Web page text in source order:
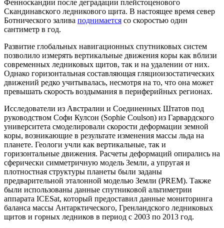
Фенноскандии после деградации плейстоценового
Скандинавского ледникового щита. В настоящее время север
Ботнического залива поднимается со скоростью один
сантиметр в год.
Развитие глобальных навигационных спутниковых систем
позволило измерять вертикальные движения коры как вблизи
современных ледниковых щитов, так и на удалении от них.
Однако горизонтальная составляющая гляциоизостатических
движений редко учитывалась, несмотря на то, что она может
превышать скорость воздымания в периферийных регионах.
Исследователи из Австралии и Соединенных Штатов под
руководством Софи Кулсон (Sophie Coulson) из Гарвардского
университета смоделировали скорости деформации земной
коры, возникающие в результате изменения массы льда на
планете. Геологи учли как вертикальные, так и
горизонтальные движения. Расчеты деформаций опирались на
сферически симметричную модель Земли, а упругая и
плотностная структуры планеты были заданы
предварительной эталонной моделью Земли (PREM). Также
были использованы данные спутниковой альтиметрии
аппарата ICESat, который предоставил данные мониторинга
баланса массы Антарктического, Гренландского ледниковых
щитов и горных ледников в период с 2003 по 2013 год.